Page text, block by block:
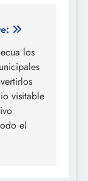
los
visitable
el